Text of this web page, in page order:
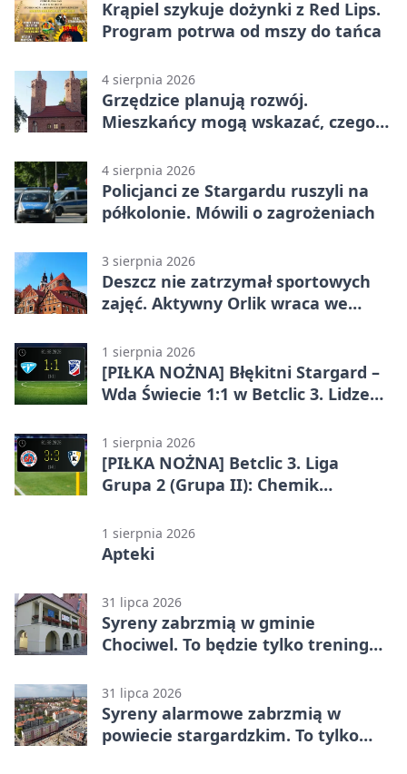
Krąpiel szykuje dożynki z Red Lips.
Program potrwa od mszy do tańca
4 sierpnia 2026
Grzędzice planują rozwój.
Mieszkańcy mogą wskazać, czego
4 sierpnia 2026
Policjanci ze Stargardu ruszyli na
półkolonie. Mówili o zagrożeniach
3 sierpnia 2026
Deszcz nie zatrzymał sportowych
zajęć. Aktywny Orlik wraca we
1 sierpnia 2026
[PIŁKA NOŻNA] Błękitni Stargard –
Wda Świecie 1:1 w Betclic 3. Lidze
1 sierpnia 2026
[PIŁKA NOŻNA] Betclic 3. Liga
Grupa 2 (Grupa II): Chemik
Stargard 3:3
1 sierpnia 2026
Apteki
31 lipca 2026
Syreny zabrzmią w gminie
Chociwel. To będzie tylko trening
31 lipca 2026
Syreny alarmowe zabrzmią w
powiecie stargardzkim. To tylko